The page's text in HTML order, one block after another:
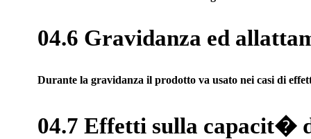
04.6 Gravidanza ed
Durante la gravidanza il prodotto va usato nei casi di
04.7 Effetti sulla capacit�